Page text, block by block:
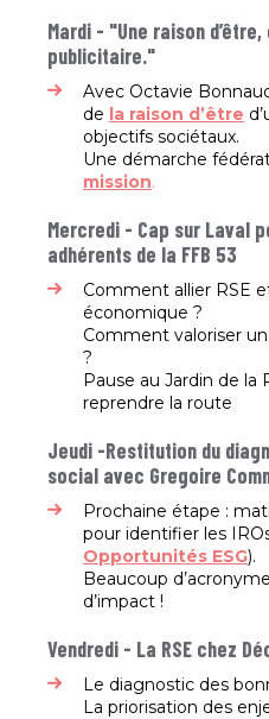
Mardi - "Une raison
publicitaire."
Avec Octavie
de la raison d’être
objectifs sociétaux.
Une démarche
mission.
Mercredi - Cap sur Laval
adhérents de la FFB 53
Comment allier RSE
économique ?
Comment valoriser
?
Pause au Jardin de la
reprendre la route
Jeudi -Restitution du
social avec Gregoire
Prochaine étape :
pour identifier les
Opportunités ESG).
Beaucoup
d’impact !
Vendredi - La RSE chez
Le diagnostic des
La priorisation des